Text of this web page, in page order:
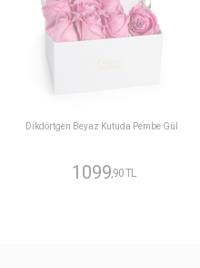
Dikdörtgen Beyaz Kutuda Pembe Gül
1099,90 TL